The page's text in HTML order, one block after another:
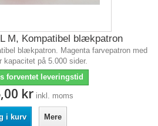
M, Kompatibel blækpatron
blækpatron. Magenta farvepatron med
kapacitet på 5.000 sider.
forventet leveringstid
kr inkl. moms
i kurv Mere